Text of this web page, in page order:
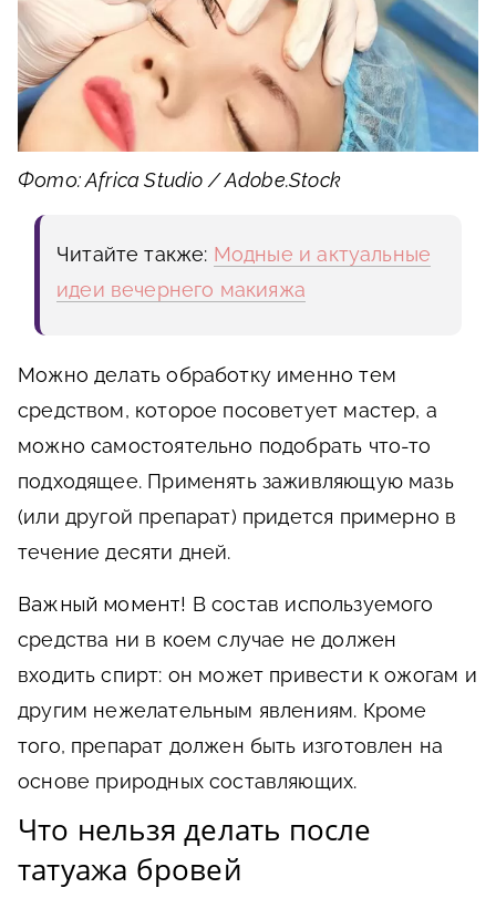
Фото: Africa Studio / Adobe.Stock
Читайте также: Модные и актуальные
идеи вечернего макияжа
Можно делать обработку именно тем
средством, которое посоветует мастер, а
можно самостоятельно подобрать что-то
подходящее. Применять заживляющую мазь
(или другой препарат) придется примерно в
течение десяти дней.
Важный момент! В состав используемого
средства ни в коем случае не должен
входить спирт: он может привести к ожогам и
другим нежелательным явлениям. Кроме
того, препарат должен быть изготовлен на
основе природных составляющих.
Что нельзя делать после
татуажа бровей